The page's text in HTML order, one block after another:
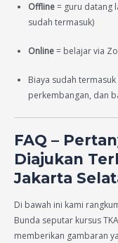
Offline= guru datang
sudah termasuk)
Online= belajar via
Biaya sudah
perkembangan, dan
FAQ –
Diajukan
Jakarta
Di bawah ini kami
Bunda seputar kursus
memberikan gambaran